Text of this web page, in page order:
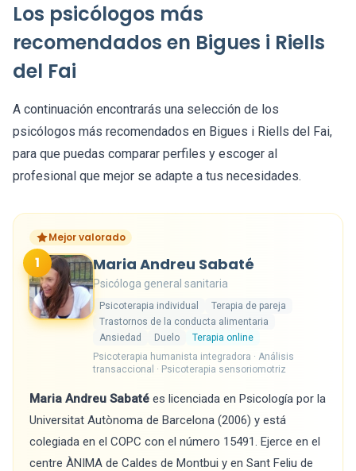
Los psicólogos más
recomendados en Bigues i Riells
del Fai
A continuación encontrarás una selección de los
psicólogos más recomendados en Bigues i Riells del Fai,
para que puedas comparar perfiles y escoger al
profesional que mejor se adapte a tus necesidades.
Mejor valorado
1 Maria Andreu Sabaté
Psicóloga general sanitaria
Psicoterapia individual
Terapia de pareja
Trastornos de la conducta alimentaria
Ansiedad
Duelo
Terapia online
Psicoterapia humanista integradora · Análisis
transaccional · Psicoterapia sensoriomotriz
Maria Andreu Sabaté es licenciada en Psicología por la
Universitat Autònoma de Barcelona (2006) y está
colegiada en el COPC con el número 15491. Ejerce en el
centre ÀNIMA de Caldes de Montbui y en Sant Feliu de